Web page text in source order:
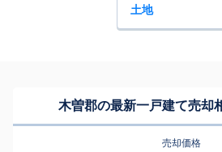
土地
木曽郡の最新一戸建て売却
売却価格